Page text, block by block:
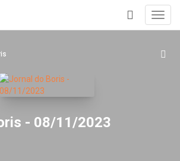
+
- 08/11/2023